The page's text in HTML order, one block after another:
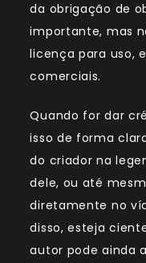
da obrigação de
importante, mas
licença para uso,
comerciais.
Quando for dar
isso de forma
do criador na
dele, ou até
diretamente no
disso, esteja
autor pode ainda